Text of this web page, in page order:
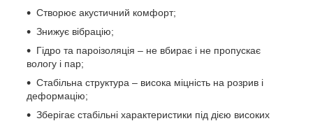
Створює акустичний комфорт;
Знижує вібрацію;
Гідро та пароізоляція – не вбирає і не пропускає
вологу і пар;
Стабільна структура – висока міцність на розрив і
деформацію;
Зберігає стабільні характеристики під дією високих